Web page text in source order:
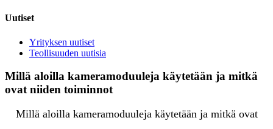
Uutiset
Yrityksen uutiset
Teollisuuden uutisia
Millä aloilla kameramoduuleja käytetään ja mitkä
ovat niiden toiminnot
Millä aloilla kameramoduuleja käytetään ja mitkä ovat